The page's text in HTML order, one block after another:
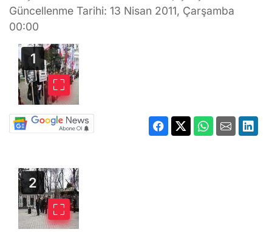
Güncellenme Tarihi: 13 Nisan 2011, Çarşamba
00:00